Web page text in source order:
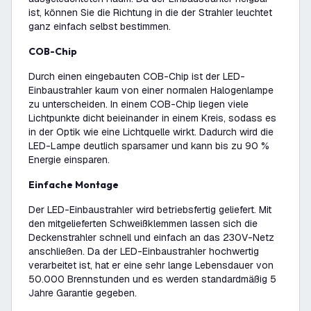
ist, können Sie die Richtung in die der Strahler leuchtet
ganz einfach selbst bestimmen.
COB-Chip
Durch einen eingebauten COB-Chip ist der LED-
Einbaustrahler kaum von einer normalen Halogenlampe
zu unterscheiden. In einem COB-Chip liegen viele
Lichtpunkte dicht beieinander in einem Kreis, sodass es
in der Optik wie eine Lichtquelle wirkt. Dadurch wird die
LED-Lampe deutlich sparsamer und kann bis zu 90 %
Energie einsparen.
Einfache Montage
Der LED-Einbaustrahler wird betriebsfertig geliefert. Mit
den mitgelieferten Schweißklemmen lassen sich die
Deckenstrahler schnell und einfach an das 230V-Netz
anschließen. Da der LED-Einbaustrahler hochwertig
verarbeitet ist, hat er eine sehr lange Lebensdauer von
50.000 Brennstunden und es werden standardmäßig 5
Jahre Garantie gegeben.